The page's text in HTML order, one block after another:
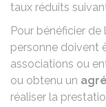
taux réduits
Pour bénéficier de
personne doivent
associations ou
ou obtenu un
réaliser la